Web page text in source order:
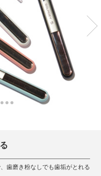
歯磨き粉なしでも歯垢がとれる